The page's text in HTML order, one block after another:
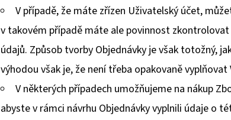
V případě, že máte zřízen Uživatelský účet,
v takovém případě máte ale povinnost
údajů. Způsob tvorby Objednávky je však totožný,
výhodou však je, že není třeba opakovaně
V některých případech umožňujeme na nákup
abyste v rámci návrhu Objednávky vyplnili údaje o